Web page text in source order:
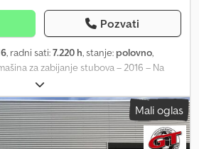
Pozvati
, radni sati:7.220 h, stanje: polovno,
za zabijanje stubova – 2016 – Na
Vermeer PD10 mašina za zabijanje
kod BIG Machinery u Holandiji.
ova mašina ima 7.220 radnih sati i nalazi
Mašinu pokreće Deutz D2.9 L4 motor
pouzdan i efikasan rad za zabijanje
Mali oglas